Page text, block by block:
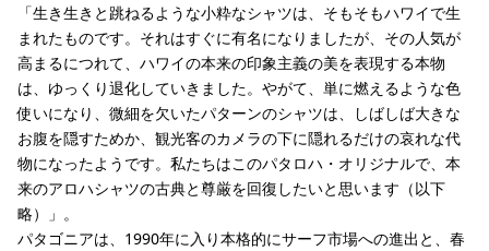
「生き生きと跳ねるような小粋なシャツは、そもそもハワイで生
まれたものです。それはすぐに有名になりましたが、その人気が
高まるにつれて、ハワイの本来の印象主義の美を表現する本物
は、ゆっくり退化していきました。やがて、単に燃えるような色
使いになり、微細を欠いたパターンのシャツは、しばしば大きな
お腹を隠すためか、観光客のカメラの下に隠れるだけの哀れな代
物になったようです。私たちはこのパタロハ・オリジナルで、本
来のアロハシャツの古典と尊厳を回復したいと思います（以下
略）」。
パタゴニアは、1990年に入り本格的にサーフ市場への進出と、春